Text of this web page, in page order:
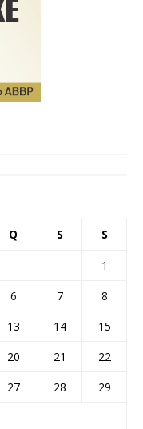
Q S S
1
6 7
8
13 14
15
20 21
22
27 28
29